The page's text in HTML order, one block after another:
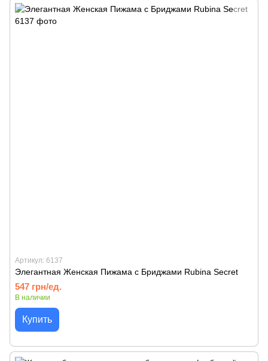
Артикул: 6137
Элегантная Женская Пижама с Бриджами Rubina Secret
547 грн/ед.
В наличии
Купить